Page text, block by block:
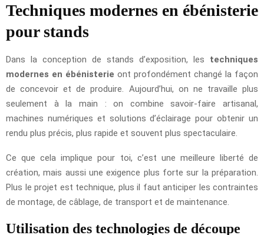
Techniques modernes en ébénisterie
pour stands
Dans la conception de stands d’exposition, les techniques
modernes en ébénisterie ont profondément changé la façon
de concevoir et de produire. Aujourd’hui, on ne travaille plus
seulement à la main : on combine savoir-faire artisanal,
machines numériques et solutions d’éclairage pour obtenir un
rendu plus précis, plus rapide et souvent plus spectaculaire.
Ce que cela implique pour toi, c’est une meilleure liberté de
création, mais aussi une exigence plus forte sur la préparation.
Plus le projet est technique, plus il faut anticiper les contraintes
de montage, de câblage, de transport et de maintenance.
Utilisation des technologies de découpe